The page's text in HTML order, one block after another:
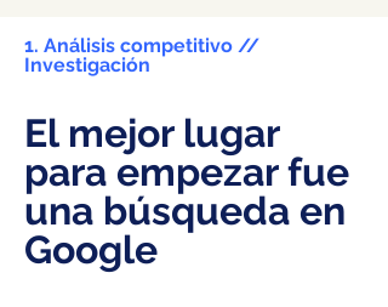
1. Análisis competitivo //
Investigación
El mejor lugar
para empezar fue
una búsqueda en
Google